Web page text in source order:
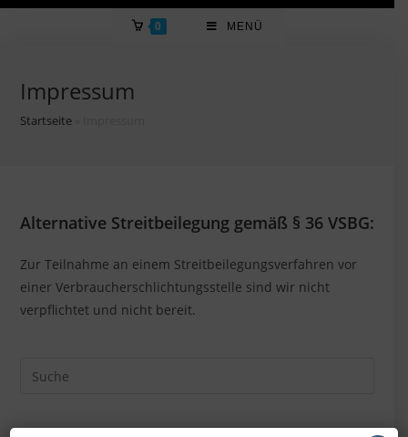
0 MENÜ
Impressum
Startseite»
Alternative Streitbeilegung gemäß § 36 VSBG:
Zur Teilnahme an einem Streitbeilegungsverfahren vor
einer Verbraucherschlichtungsstelle sind wir nicht
verpflichtet und nicht bereit.